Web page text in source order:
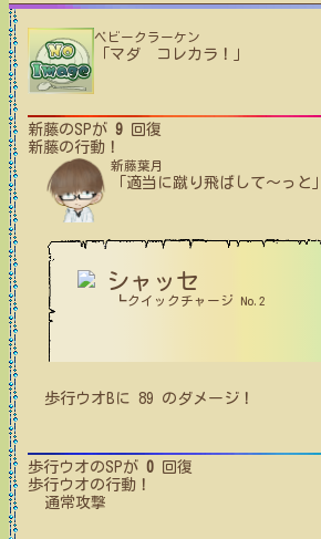
ベビークラーケン
「マダ コレカラ！」
新藤のSPが 9 回復
新藤の行動！
新藤葉月
「適当に蹴り飛ばして～っと」
シャッセ
┗クイックチャージ No.2
歩行ウオB に 89 のダメージ！
歩行ウオのSPが 0 回復
歩行ウオの行動！
通常攻撃